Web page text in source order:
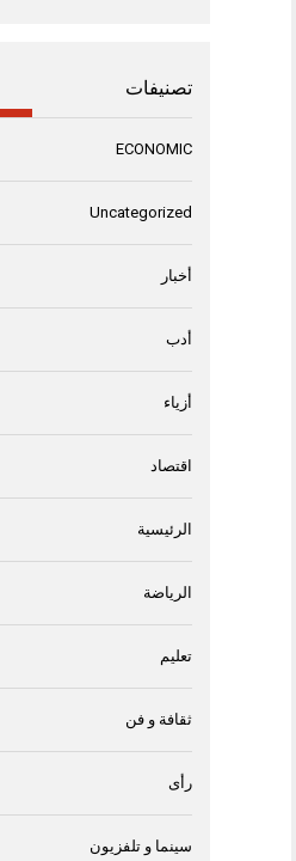
تصنيفات
ECONOMIC
Uncategorized
أخبار
أدب
أزياء
اقتصاد
الرئيسية
الرياضة
تعليم
ثقافة و فن
رأى
سينما و تلفزيون